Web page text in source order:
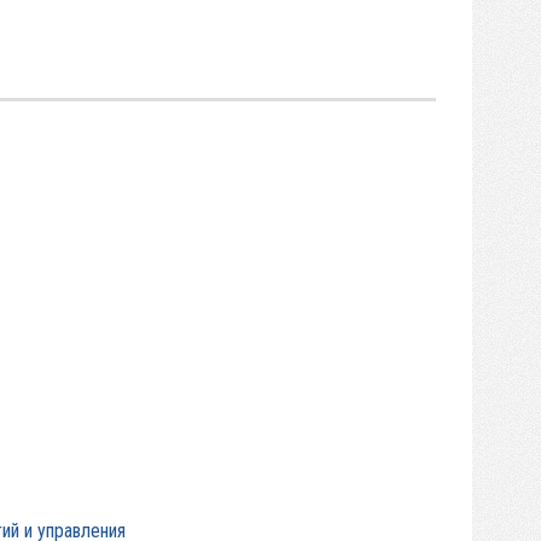
и управления